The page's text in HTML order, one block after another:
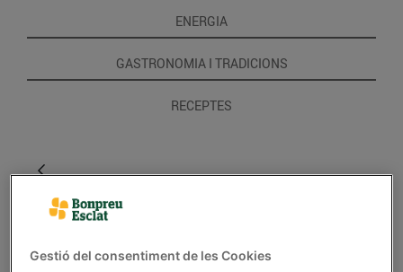
ENERGIA
GASTRONOMIA I TRADICIONS
RECEPTES
Gestió del consentiment de les Cookies